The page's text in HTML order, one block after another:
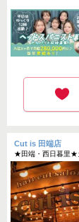
Cut is 田端店
★田端・西日暮里★